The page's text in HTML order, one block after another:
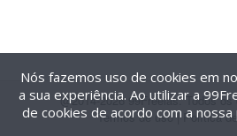
@2014-2026 99Freelas. Todos
Termos de uso| Política
Nós fazemos uso de cookies em
a sua experiência. Ao utilizar a
de cookies de acordo com a nossa